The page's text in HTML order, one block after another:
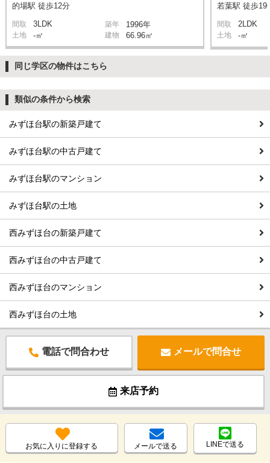
的場駅 徒歩12分
間取 3LDK 築年 1996年
土地 -㎡ 建物 66.96㎡
若葉駅 徒歩19
間取 2LDK
土地 -㎡
同じ学区の物件はこちら
類似の条件から検索
みずほ台駅の新築戸建て
みずほ台駅の中古戸建て
みずほ台駅のマンション
みずほ台駅の土地
西みずほ台の新築戸建て
西みずほ台の中古戸建て
西みずほ台のマンション
西みずほ台の土地
電話で問合わせ メールで問合せ
来店予約
お気に入りに登録する メールで送る LINEで送る